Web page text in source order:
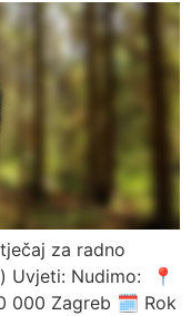
za radno
Uvjeti: Nudimo: 📍
000 Zagreb 🗓 Rok